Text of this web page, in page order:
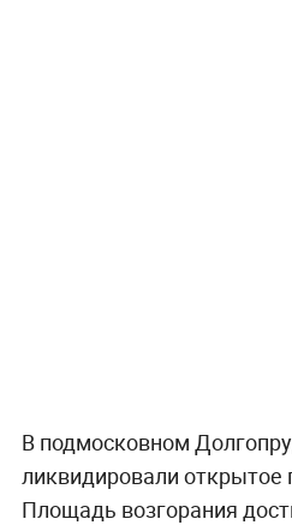
В подмосковном
ликвидировали открытое
Площадь возгорания